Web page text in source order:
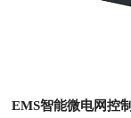
EMS智能微电网控